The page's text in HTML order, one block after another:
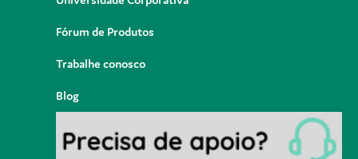
Fórum de Produtos
Trabalhe conosco
Blog